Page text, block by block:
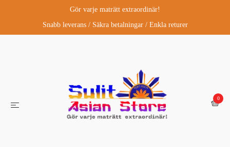
Gör varje maträtt extraordinär!
Snabb leverans / Säkra betalningar / Enkla returer
0